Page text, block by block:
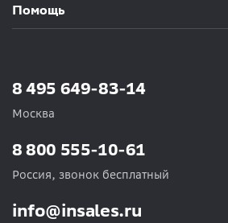
Помощь
8 495 649-83-14
Москва
info@insales.ru
8 800 555-10-61
Россия, звонок бесплатный